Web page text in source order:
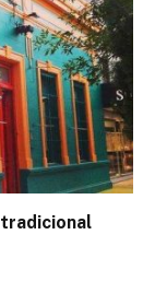
tradicional